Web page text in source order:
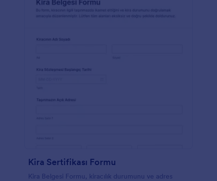
Kira Sertifikası Formu
Kira Belgesi Formu, kiracılık durumunu ve adres